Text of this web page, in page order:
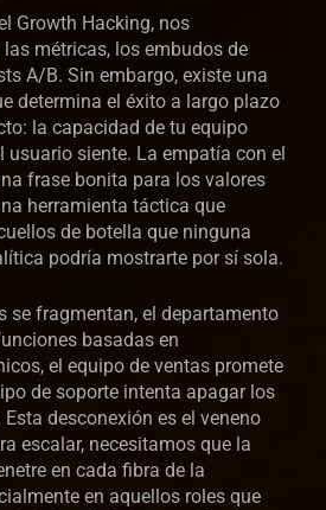
Growth Hacking, nos
métricas, los embudos de
A/B. Sin embargo, existe una
determina el éxito a largo plazo
la capacidad de tu equipo
usuario siente. La empatía con el
frase bonita para los valores
herramienta táctica que
de botella que ninguna
podría mostrarte por sí sola.
se fragmentan, el departamento
basadas en
el equipo de ventas promete
de soporte intenta apagar los
desconexión es el veneno
escalar, necesitamos que la
en cada fibra de la
en aquellos roles que